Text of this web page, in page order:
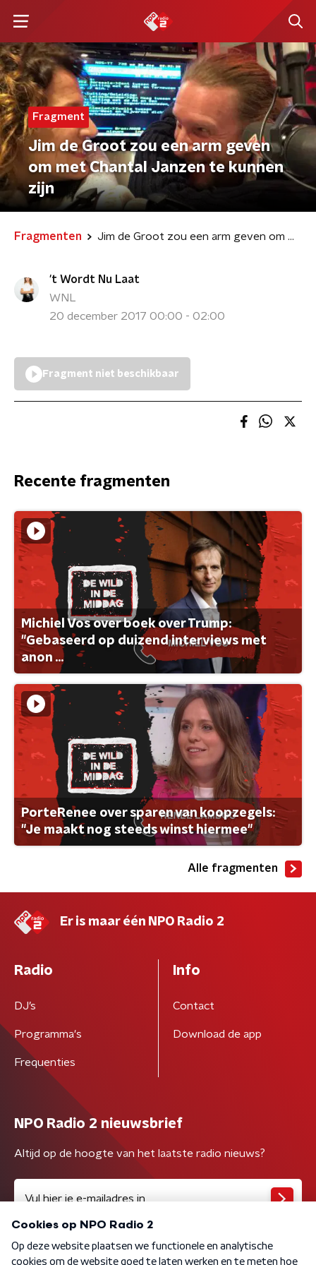
Fragment
Jim de Groot zou een arm geven
om met Chantal Janzen te kunnen
zijn
Fragmenten Jim de Groot zou een arm geven om met Chantal Janzen te kunnen zijn
't Wordt Nu Laat
WNL
20 december 2017 00:00 - 02:00
Fragment niet beschikbaar
Recente fragmenten
Michiel Vos over boek over Trump:
"Gebaseerd op duizend interviews met
anon ...
PorteRenee over sparen van koopzegels:
"Je maakt nog steeds winst hiermee"
Alle fragmenten
Er is maar één NPO Radio 2
Radio
DJ’s
Programma's
Frequenties
Info
Contact
Download de app
NPO Radio 2 nieuwsbrief
Altijd op de hoogte van het laatste radio nieuws?